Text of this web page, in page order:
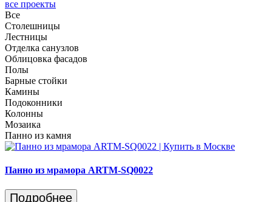
все проекты
Все
Столешницы
Лестницы
Отделка санузлов
Облицовка фасадов
Полы
Барные стойки
Камины
Подоконники
Колонны
Мозаика
Панно из камня
Панно из мрамора ARTM-SQ0022
Подробнее